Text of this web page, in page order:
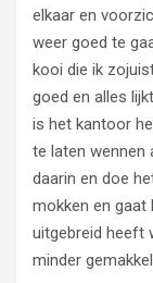
elkaar en
weer goed te
kooi die ik
goed en alles
is het kantoor
te laten wennen
daarin en doe
mokken en gaat
uitgebreid heeft
minder